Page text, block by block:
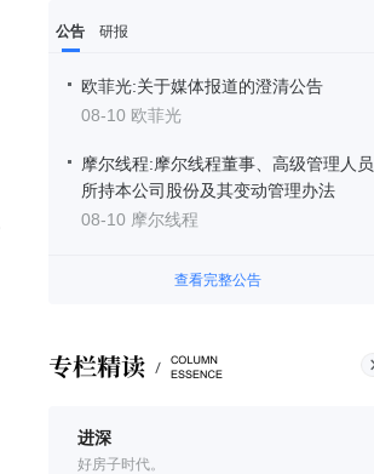
公告 研报
欧菲光:关于媒体报道的澄清公告
08-10 欧菲光
摩尔线程:摩尔线程董事、高级管理人员
所持本公司股份及其变动管理办法
08-10 摩尔线程
查看完整公告
进深
好房子时代。